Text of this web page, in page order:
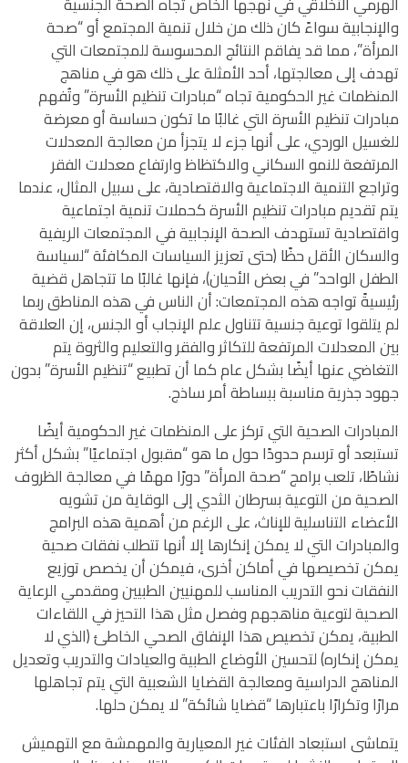
والإنجابية سواءً كان ذلك من خلال تنمية المجتمع أو “صحة
المرأة”، مما قد يفاقم النتائج المحسوسة للمجتمعات التي
تهدف إلى معالجتها، أحد الأمثلة على ذلك هو في مناهج
المنظمات غير الحكومية تجاه “مبادرات تنظيم الأسرة” وتُفهم
مبادرات تنظيم الأسرة التي غالبًا ما تكون حساسة أو معرضة
للغسيل الوردي، على أنها جزء لا يتجزأ من معالجة المعدلات
المرتفعة للنمو السكاني والاكتظاظ وارتفاع معدلات الفقر
وتراجع التنمية الاجتماعية والاقتصادية، على سبيل المثال، عندما
يتم تقديم مبادرات تنظيم الأسرة كحملات تنمية اجتماعية
واقتصادية تستهدف الصحة الإنجابية في المجتمعات الريفية
والسكان الأقل حظًا (حتى تعزيز السياسات المكافئة “لسياسة
الطفل الواحد” في بعض الأحيان)، فإنها غالبًا ما تتجاهل قضية
رئيسيةً تواجه هذه المجتمعات: أن الناس في هذه المناطق ربما
لم يتلقوا توعية جنسية تتناول علم الإنجاب أو الجنس، إن العلاقة
بين المعدلات المرتفعة للتكاثر والفقر والتعليم والثروة يتم
التغاضي عنها أيضًا بشكل عام كما أن تطبيع “تنظيم الأسرة” بدون
جهود جذرية مناسبة ببساطة أمر ساذج.
المبادرات الصحية التي تركز على المنظمات غير الحكومية أيضًا
تستبعد أو ترسم حدودًا حول ما هو “مقبول اجتماعيًا” بشكل أكثر
نشاطًا، تلعب برامج “صحة المرأة” دورًا مهمًا في معالجة الظروف
الصحية من التوعية بسرطان الثدي إلى الوقاية من تشويه
الأعضاء التناسلية للإناث، على الرغم من أهمية هذه البرامج
والمبادرات التي لا يمكن إنكارها إلا أنها تتطلب نفقات صحية
يمكن تخصيصها في أماكن أخرى، فيمكن أن يخصص توزيع
النفقات نحو التدريب المناسب للمهنيين الطبيين ومقدمي الرعاية
الصحية لتوعية مناهجهم وفصل مثل هذا التحيز في اللقاءات
الطبية، يمكن تخصيص هذا الإنفاق الصحي الخاطئ (الذي لا
يمكن إنكاره) لتحسين الأوضاع الطبية والعيادات والتدريب وتعديل
المناهج الدراسية ومعالجة القضايا الشعبية التي يتم تجاهلها
مرارًا وتكرارًا باعتبارها “قضايا شائكة” لا يمكن حلها.
يتماشى استبعاد الفئات غير المعيارية والمهمشة مع التهميش